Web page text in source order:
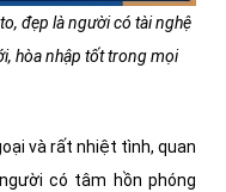
đẹp là người có tài nghệ
hòa nhập tốt trong mọi
và rất nhiệt tình, quan
có tâm hồn phóng